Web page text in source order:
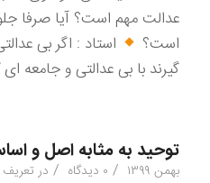
عدالت مهم است؟ آیا صرفا
است؟
استاد : اگر بی
گیرند با بی عدالتی و جامعه
توحید به مثابه اصل و
بهمن ۱۳۹۹
/ ۰ دیدگاه / در تعریف